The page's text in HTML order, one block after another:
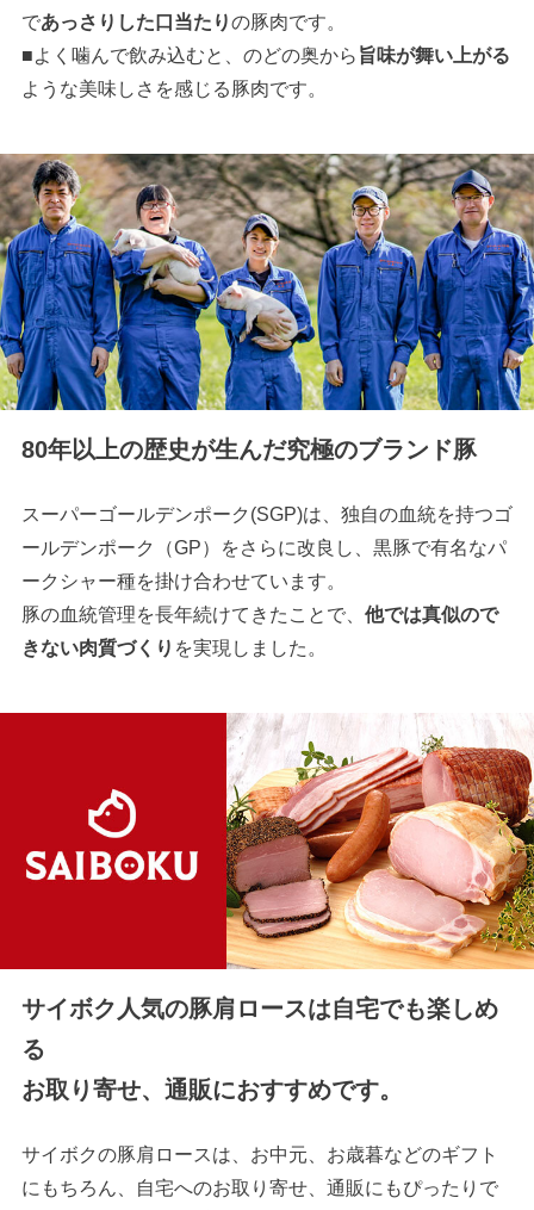
であっさりした口当たりの豚肉です。
■よく噛んで飲み込むと、のどの奥から 旨味が舞い上がる
ような美味しさを感じる豚肉です。
80年以上の歴史が生んだ究極のブランド豚
スーパーゴールデンポーク(SGP)は、独自の血統を持つゴ
ールデンポーク（GP）をさらに改良し、黒豚で有名なパ
ークシャー種を掛け合わせています。
豚の血統管理を長年続けてきたことで、 他では真似ので
きない肉質づくり を実現しました。
サイボク人気の豚肩ロースは自宅でも楽しめ
る
お取り寄せ、通販におすすめです。
サイボクの豚肩ロースは、お中元、お歳暮などのギフト
にもちろん、自宅へのお取り寄せ、通販にもぴったりで